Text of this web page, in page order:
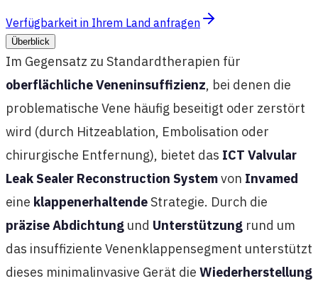
Verfügbarkeit in Ihrem Land anfragen
Überblick
Im Gegensatz zu Standardtherapien für
oberflächliche Veneninsuffizienz, bei denen die
problematische Vene häufig beseitigt oder zerstört
wird (durch Hitzeablation, Embolisation oder
chirurgische Entfernung), bietet das ICT Valvular
Leak Sealer Reconstruction Systemvon Invamed
eine klappenerhaltendeStrategie. Durch die
präzise Abdichtung und Unterstützung rund um
das insuffiziente Venenklappensegment unterstützt
dieses minimalinvasive Gerät die Wiederherstellung